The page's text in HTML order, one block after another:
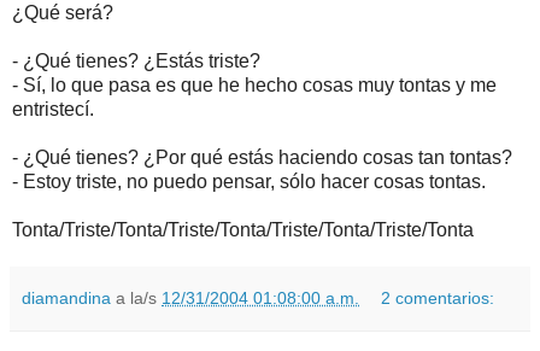
¿Qué será?
- ¿Qué tienes? ¿Estás triste?
- Sí, lo que pasa es que he hecho cosas muy tontas y me
entristecí.
- ¿Qué tienes? ¿Por qué estás haciendo cosas tan tontas?
- Estoy triste, no puedo pensar, sólo hacer cosas tontas.
Tonta/Triste/Tonta/Triste/Tonta/Triste/Tonta/Triste/Tonta
diamandina a la/s 12/31/2004 01:08:00 a.m. 2 comentarios: